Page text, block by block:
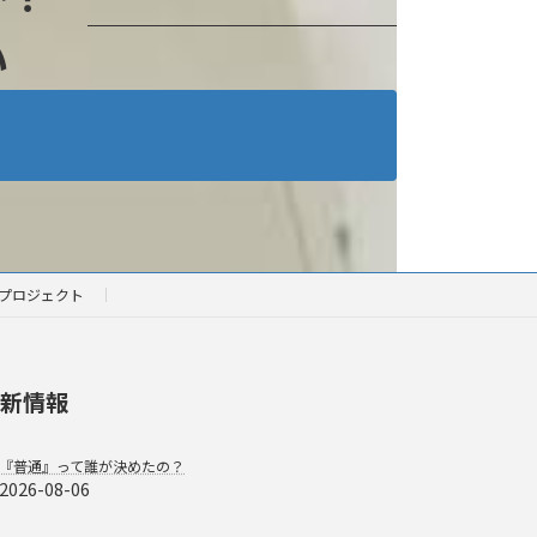
ロジェクト
情報
『普通』って誰が決めたの？
2026-08-06